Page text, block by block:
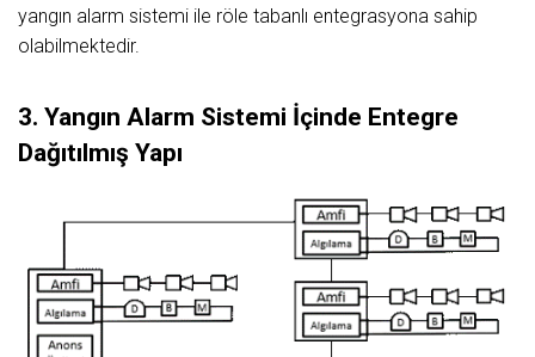
yangın alarm sistemi ile röle tabanlı entegrasyona sahip
olabilmektedir.
3. Yangın Alarm Sistemi İçinde Entegre
Dağıtılmış Yapı